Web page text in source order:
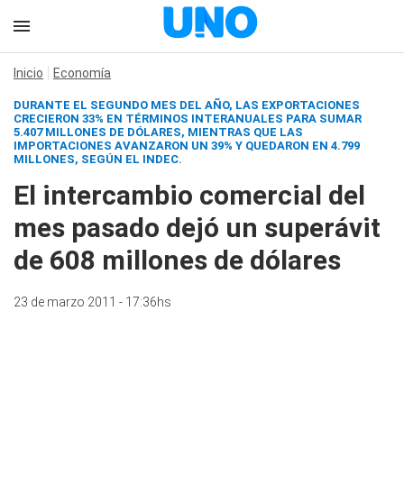
Inicio Economía
DURANTE EL SEGUNDO MES DEL AÑO, LAS EXPORTACIONES
CRECIERON 33% EN TÉRMINOS INTERANUALES PARA SUMAR
5.407 MILLONES DE DÓLARES, MIENTRAS QUE LAS
IMPORTACIONES AVANZARON UN 39% Y QUEDARON EN 4.799
MILLONES, SEGÚN EL INDEC.
El intercambio comercial del
mes pasado dejó un superávit
de 608 millones de dólares
23 de marzo 2011 - 17:36hs